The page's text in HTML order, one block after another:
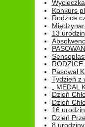
Konkurs
Rodzice
13
Pasował
Tydzień z
„
Dzień
Dzień
16
Dzień
8